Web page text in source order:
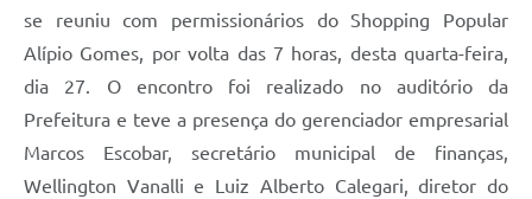
Diário Oficial
Editais
se reuniu com permissionários do Shopping Popular
Alípio Gomes, por volta das 7 horas, desta quarta-feira,
dia 27. O encontro foi realizado no auditório da
Prefeitura e teve a presença do gerenciador empresarial
Marcos Escobar, secretário municipal de finanças,
Wellington Vanalli e Luiz Alberto Calegari, diretor do